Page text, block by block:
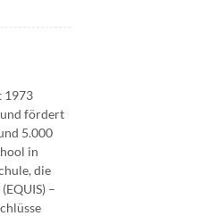
1973
fördert
5.000
in
die
–